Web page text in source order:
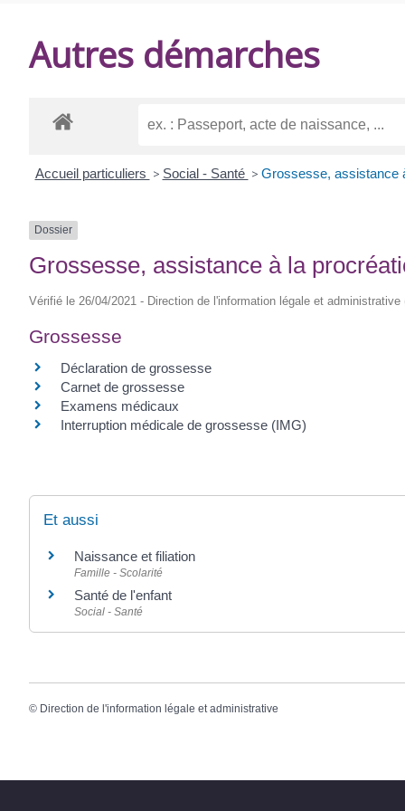
Autres démarches
Accueil particuliers > Social - Santé > Grossesse, assistance
Dossier
Grossesse, assistance à la
Vérifié le 26/04/2021 - Direction de l'information légale et administrative
Grossesse
Déclaration de grossesse
Carnet de grossesse
Examens médicaux
Interruption médicale de grossesse (IMG)
Et aussi
Naissance et filiation
Famille - Scolarité
Santé de l'enfant
Social - Santé
© Direction de l'information légale et administrative